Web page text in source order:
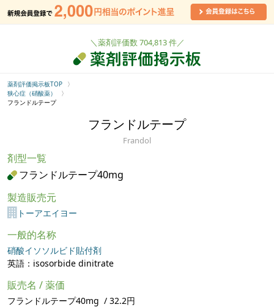
＼薬剤評価数 704,813 件／
薬剤評価掲示板TOP
狭心症（硝酸薬）
フランドルテープ
フランドルテープ
Frandol
剤型一覧
フランドルテープ40mg
製造販売元
トーアエイヨー
一般的名称
硝酸イソソルビド貼付剤
英語：isosorbide dinitrate
販売名 / 薬価
フランドルテープ40mg / 32.2円